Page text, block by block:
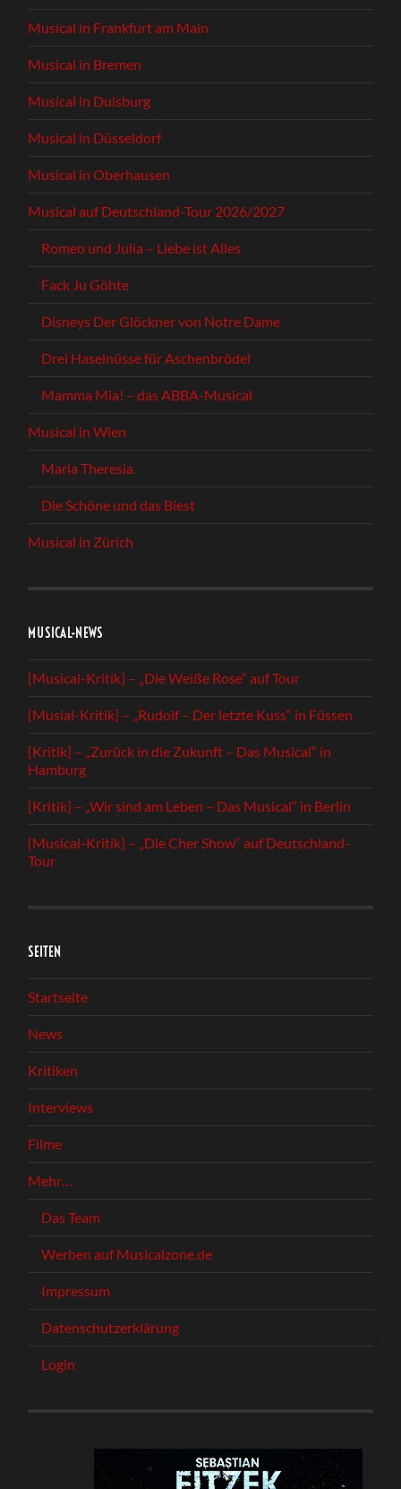
Musical in Frankfurt am Main
Musical in Bremen
Musical in Duisburg
Musical in Düsseldorf
Musical in Oberhausen
Musical auf Deutschland-Tour 2026/2027
Romeo und Julia – Liebe ist Alles
Fack Ju Göhte
Disneys Der Glöckner von Notre Dame
Drei Haselnüsse für Aschenbrödel
Mamma Mia! – das ABBA-Musical
Musical in Wien
Maria Theresia
Die Schöne und das Biest
Musical in Zürich
MUSICAL-NEWS
[Musical-Kritik] – „Die Weiße Rose“ auf Tour
[Musial-Kritik] – „Rudolf – Der letzte Kuss“ in Füssen
[Kritik] – „Zurück in die Zukunft – Das Musical“ in
Hamburg
[Kritik] – „Wir sind am Leben – Das Musical“ in Berlin
[Musical-Kritik] – „Die Cher Show“ auf Deutschland-
Tour
SEITEN
Startseite
News
Kritiken
Interviews
Filme
Mehr…
Das Team
Werben auf Musicalzone.de
Impressum
Datenschutzerklärung
Login